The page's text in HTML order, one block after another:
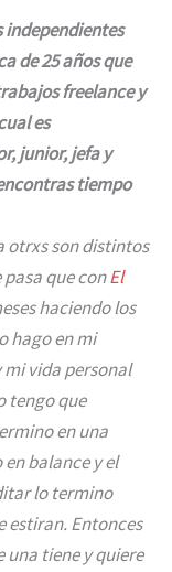
independientes
de 25 años que
freelance y
es
junior, jefa y
tiempo
otrxs son distintos
que conEl
haciendo los
hago en mi
vida personal
tengo que
en una
balance y el
lo termino
estiran. Entonces
una tiene y quiere